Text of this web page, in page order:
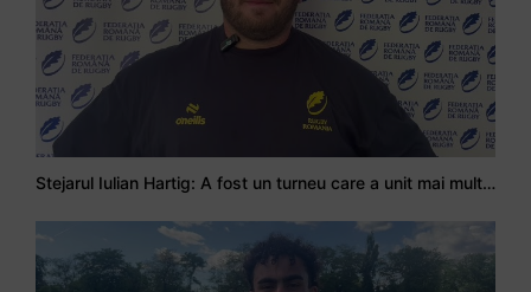
Stejarul Iulian Hartig: A fost un turneu care a unit mai mult echipa